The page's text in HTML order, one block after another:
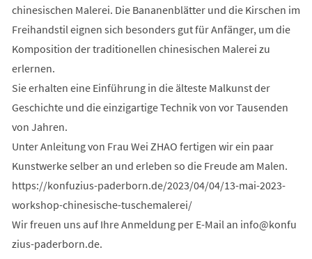
chinesischen Malerei. Die Bananenblätter und die Kirschen im
Freihandstil eignen sich besonders gut für Anfänger, um die
Komposition der traditionellen chinesischen Malerei zu
erlernen.
Sie erhalten eine Einführung in die älteste Malkunst der
Geschichte und die einzigartige Technik von vor Tausenden
von Jahren.
Unter Anleitung von Frau Wei ZHAO fertigen wir ein paar
Kunstwerke selber an und erleben so die Freude am Malen.
https://konfuzius-paderborn.de/2023/04/04/13-mai-2023-
workshop-chinesische-tuschemalerei/
Wir freuen uns auf Ihre Anmeldung per E-Mail an info
konfu
zius-paderborn de.